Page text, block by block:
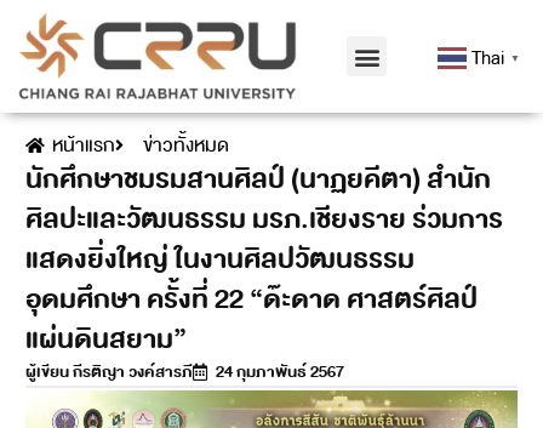
Thai ▼
หน้าแรก ข่าวทั้งหมด
นักศึกษาชมรมสานศิลป์ (นาฏยคีตา) สำนัก
ศิลปะและวัฒนธรรม มรภ.เชียงราย ร่วมการ
แสดงยิ่งใหญ่ ในงานศิลปวัฒนธรรม
อุดมศึกษา ครั้งที่ 22 “ด๊ะดาด ศาสตร์ศิลป์
แผ่นดินสยาม”
ผู้เขียนกีรติญา วงค์สารภี 24 กุมภาพันธ์ 2567